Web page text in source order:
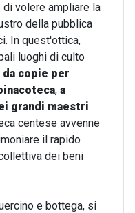
volere ampliare la
della pubblica
In quest'ottica,
luoghi di culto
copie per
, a
grandi maestri.
centese avvenne
il rapido
dei beni
e bottega, si